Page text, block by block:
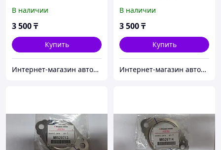
В наличии
3 500₸
Купить
Интернет-магазин автозапчастей Parts-shop.kz
В наличии
3 500₸
Купить
Интернет-магазин автозапчастей Parts-shop.kz